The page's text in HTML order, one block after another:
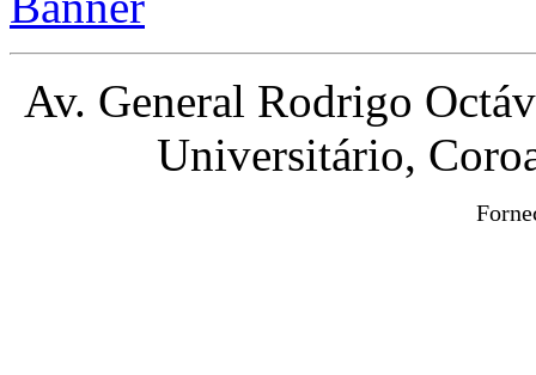
Av. General Rodrigo
Universitário,